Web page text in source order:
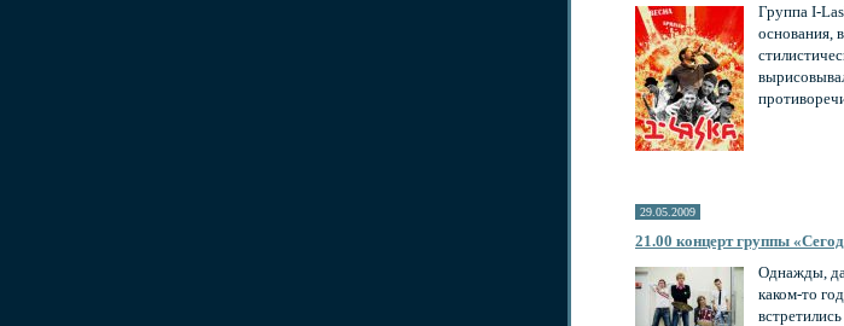
Группа I-
основания,
29.05.2009
21.00 концерт группы
Однажды,
каком-то